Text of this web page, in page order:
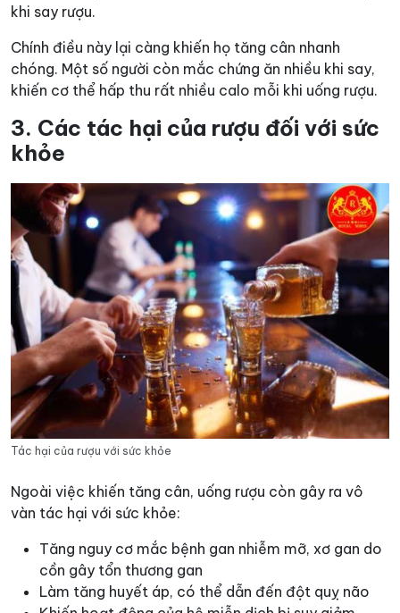
khi say rượu.
Chính điều này lại càng khiến họ tăng cân nhanh
chóng. Một số người còn mắc chứng ăn nhiều khi say,
khiến cơ thể hấp thu rất nhiều calo mỗi khi uống rượu.
3. Các tác hại của rượu đối với sức
khỏe
Tác hại của rượu với sức khỏe
Ngoài việc khiến tăng cân, uống rượu còn gây ra vô
vàn tác hại với sức khỏe:
Tăng nguy cơ mắc bệnh gan nhiễm mỡ, xơ gan do
cồn gây tổn thương gan
Làm tăng huyết áp, có thể dẫn đến đột quỵ não